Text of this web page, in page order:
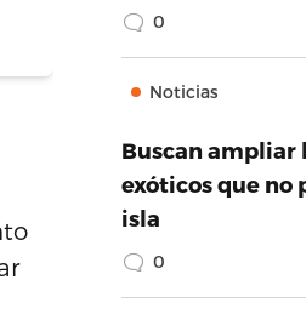
0
Noticias
Buscan ampliar
exóticos que no
isla
0